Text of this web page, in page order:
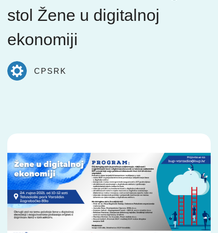
stol Žene u digitalnoj
ekonomiji
CPSRK